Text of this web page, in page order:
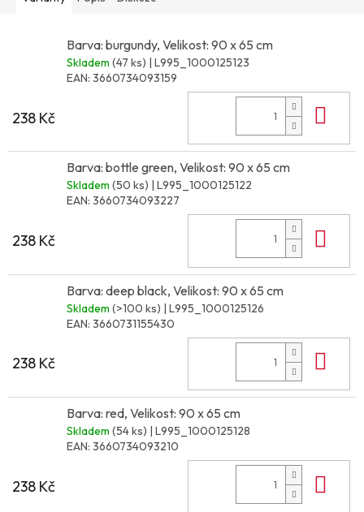
Barva: burgundy, Velikost: 90 x 65 cm
Skladem (47 ks) | L995_1000125123
EAN: 3660734093159
238 Kč
Barva: bottle green, Velikost: 90 x 65 cm
Skladem (50 ks) | L995_1000125122
EAN: 3660734093227
238 Kč
Barva: deep black, Velikost: 90 x 65 cm
Skladem (>100 ks) | L995_1000125126
EAN: 3660731155430
238 Kč
Barva: red, Velikost: 90 x 65 cm
Skladem (54 ks) | L995_1000125128
EAN: 3660734093210
238 Kč